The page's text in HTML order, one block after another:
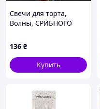
Свечи для торта,
Волны, СРИБНОГО
136 ₴
Купить